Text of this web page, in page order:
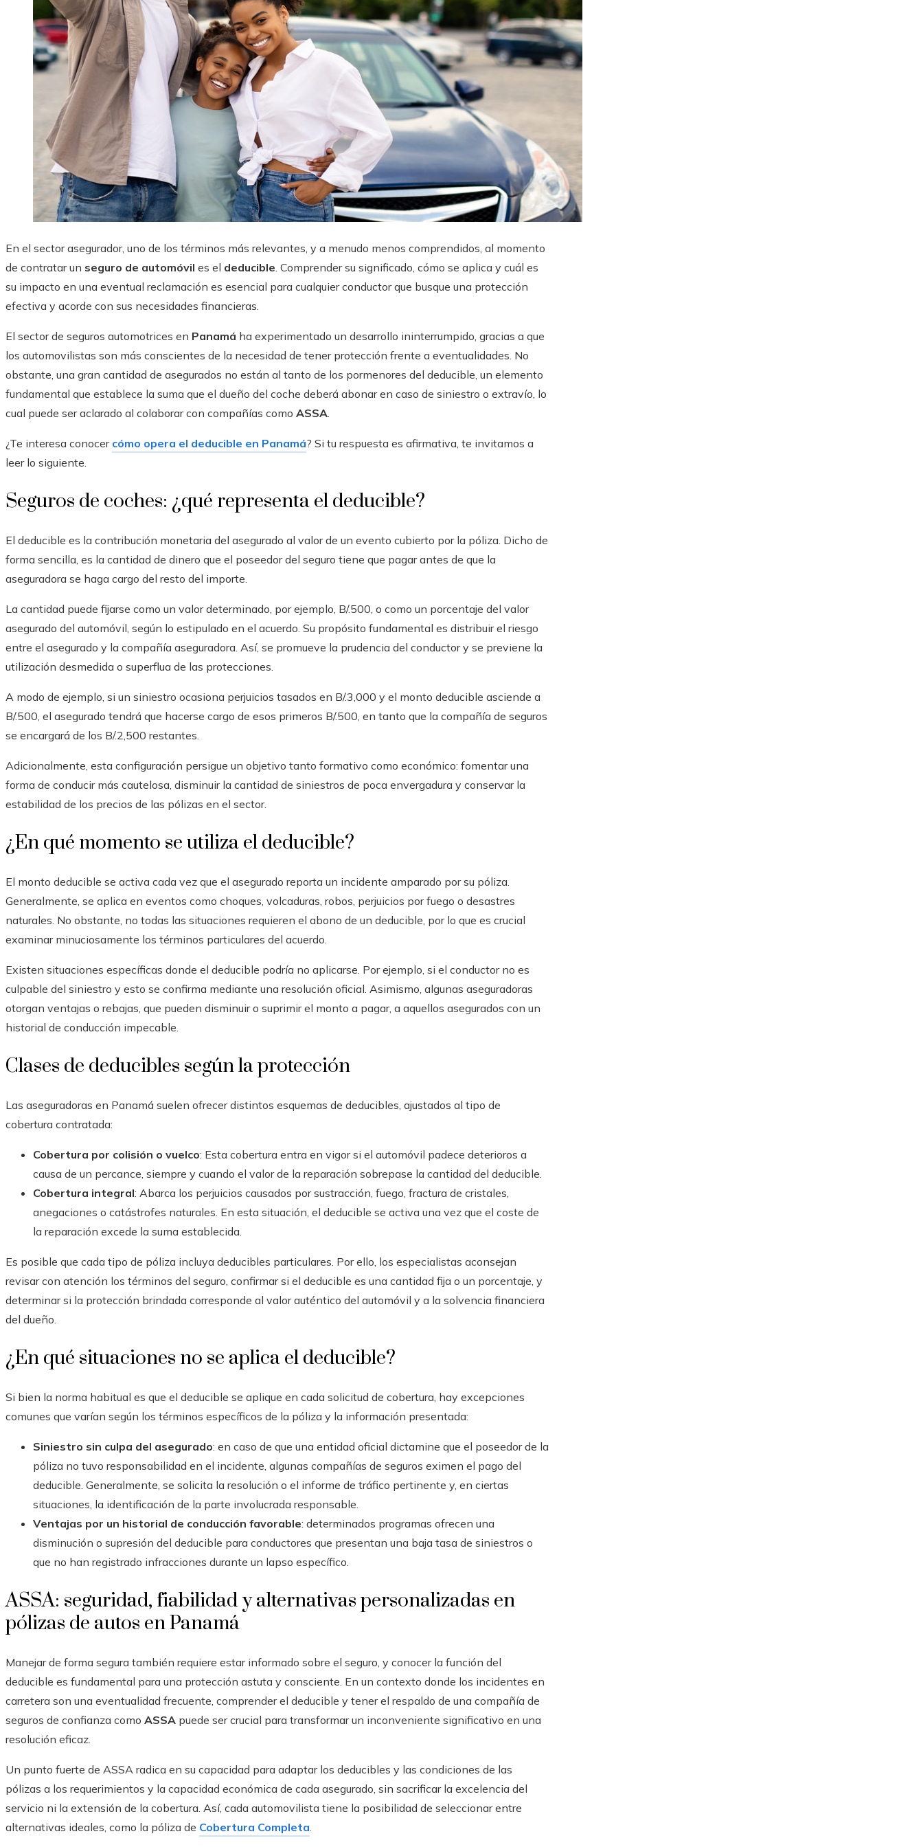
En el sector asegurador, uno de los términos más relevantes, y a menudo menos comprendidos, al momento
de contratar un seguro de automóvil es el deducible. Comprender su significado, cómo se aplica y cuál es
su impacto en una eventual reclamación es esencial para cualquier conductor que busque una protección
efectiva y acorde con sus necesidades financieras.
El sector de seguros automotrices en Panamá ha experimentado un desarrollo ininterrumpido, gracias a que
los automovilistas son más conscientes de la necesidad de tener protección frente a eventualidades. No
obstante, una gran cantidad de asegurados no están al tanto de los pormenores del deducible, un elemento
fundamental que establece la suma que el dueño del coche deberá abonar en caso de siniestro o extravío, lo
cual puede ser aclarado al colaborar con compañías como ASSA.
¿Te interesa conocer cómo opera el deducible en Panamá? Si tu respuesta es afirmativa, te invitamos a
leer lo siguiente.
Seguros de coches: ¿qué representa el deducible?
El deducible es la contribución monetaria del asegurado al valor de un evento cubierto por la póliza. Dicho de
forma sencilla, es la cantidad de dinero que el poseedor del seguro tiene que pagar antes de que la
aseguradora se haga cargo del resto del importe.
La cantidad puede fijarse como un valor determinado, por ejemplo, B/.500, o como un porcentaje del valor
asegurado del automóvil, según lo estipulado en el acuerdo. Su propósito fundamental es distribuir el riesgo
entre el asegurado y la compañía aseguradora. Así, se promueve la prudencia del conductor y se previene la
utilización desmedida o superflua de las protecciones.
A modo de ejemplo, si un siniestro ocasiona perjuicios tasados en B/.3,000 y el monto deducible asciende a
B/.500, el asegurado tendrá que hacerse cargo de esos primeros B/.500, en tanto que la compañía de seguros
se encargará de los B/.2,500 restantes.
Adicionalmente, esta configuración persigue un objetivo tanto formativo como económico: fomentar una
forma de conducir más cautelosa, disminuir la cantidad de siniestros de poca envergadura y conservar la
estabilidad de los precios de las pólizas en el sector.
¿En qué momento se utiliza el deducible?
El monto deducible se activa cada vez que el asegurado reporta un incidente amparado por su póliza.
Generalmente, se aplica en eventos como choques, volcaduras, robos, perjuicios por fuego o desastres
naturales. No obstante, no todas las situaciones requieren el abono de un deducible, por lo que es crucial
examinar minuciosamente los términos particulares del acuerdo.
Existen situaciones específicas donde el deducible podría no aplicarse. Por ejemplo, si el conductor no es
culpable del siniestro y esto se confirma mediante una resolución oficial. Asimismo, algunas aseguradoras
otorgan ventajas o rebajas, que pueden disminuir o suprimir el monto a pagar, a aquellos asegurados con un
historial de conducción impecable.
Clases de deducibles según la protección
Las aseguradoras en Panamá suelen ofrecer distintos esquemas de deducibles, ajustados al tipo de
cobertura contratada:
Cobertura por colisión o vuelco: Esta cobertura entra en vigor si el automóvil padece deterioros a
causa de un percance, siempre y cuando el valor de la reparación sobrepase la cantidad del deducible.
Cobertura integral: Abarca los perjuicios causados por sustracción, fuego, fractura de cristales,
anegaciones o catástrofes naturales. En esta situación, el deducible se activa una vez que el coste de
la reparación excede la suma establecida.
Es posible que cada tipo de póliza incluya deducibles particulares. Por ello, los especialistas aconsejan
revisar con atención los términos del seguro, confirmar si el deducible es una cantidad fija o un porcentaje, y
determinar si la protección brindada corresponde al valor auténtico del automóvil y a la solvencia financiera
del dueño.
¿En qué situaciones no se aplica el deducible?
Si bien la norma habitual es que el deducible se aplique en cada solicitud de cobertura, hay excepciones
comunes que varían según los términos específicos de la póliza y la información presentada:
Siniestro sin culpa del asegurado: en caso de que una entidad oficial dictamine que el poseedor de la
póliza no tuvo responsabilidad en el incidente, algunas compañías de seguros eximen el pago del
deducible. Generalmente, se solicita la resolución o el informe de tráfico pertinente y, en ciertas
situaciones, la identificación de la parte involucrada responsable.
Ventajas por un historial de conducción favorable: determinados programas ofrecen una
disminución o supresión del deducible para conductores que presentan una baja tasa de siniestros o
que no han registrado infracciones durante un lapso específico.
ASSA: seguridad, fiabilidad y alternativas personalizadas en
pólizas de autos en Panamá
Manejar de forma segura también requiere estar informado sobre el seguro, y conocer la función del
deducible es fundamental para una protección astuta y consciente. En un contexto donde los incidentes en
carretera son una eventualidad frecuente, comprender el deducible y tener el respaldo de una compañía de
seguros de confianza como ASSA puede ser crucial para transformar un inconveniente significativo en una
resolución eficaz.
Un punto fuerte de ASSA radica en su capacidad para adaptar los deducibles y las condiciones de las
pólizas a los requerimientos y la capacidad económica de cada asegurado, sin sacrificar la excelencia del
servicio ni la extensión de la cobertura. Así, cada automovilista tiene la posibilidad de seleccionar entre
alternativas ideales, como la póliza de Cobertura Completa.